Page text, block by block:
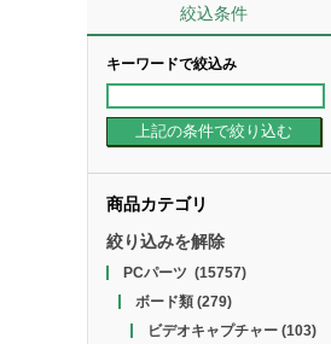
絞込条件
キーワードで絞込み
商品カテゴリ
絞り込みを解除
PCパーツ (15757)
ボード類(279)
ビデオキャプチャー(103)